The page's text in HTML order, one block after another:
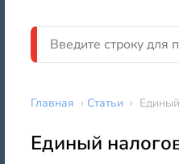
Главная › Статьи ›
Единый